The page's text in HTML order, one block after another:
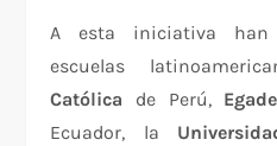
A esta iniciativa han
escuelas
Católica de Perú,
Ecuador, la